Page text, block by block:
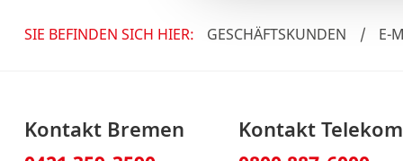
SIE BEFINDEN SICH HIER: GESCHÄFTSKUNDEN / E-
Kontakt Bremen
Kontakt